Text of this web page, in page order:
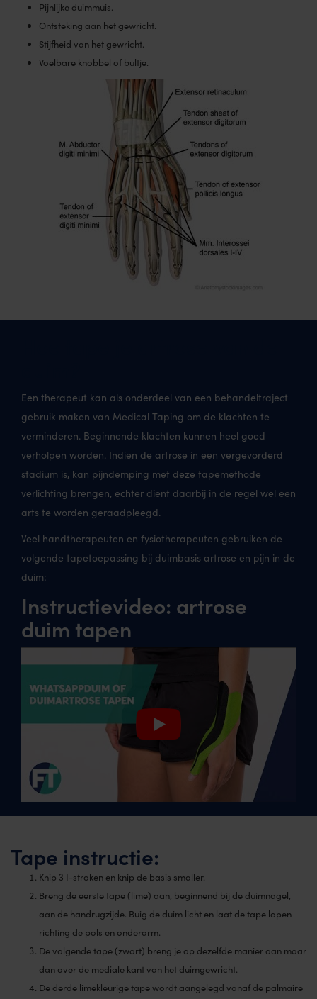
Pijnlijke duimmuis.
Ontsteking aan het gewricht.
Stijfheid van het gewricht.
Voelbare knobbel of bultje.
Een therapeut kan als onderdeel van een behandeltraject
gebruik maken van Medical Taping om de klachten te
verminderen. Beginnende klachten kunnen heel goed
verholpen worden. Indien de artrose in een vergevorderd
stadium is, kan pijndemping met deze tapemethode
verlichting brengen, echter dient daarbij in de regel wel een
arts te worden geraadpleegd.
Veel handtherapeuten en fysiotherapeuten gebruiken de
volgende tapetoepassing bij duimbasis artrose en pijn in de
duim:
Instructievideo: artrose
duim tapen
Tape instructie:
Knip 3 I-stroken en knip de basis smaller.
Breng de eerste tape (lime) aan, beginnend bij de duimnagel,
aan de handrugzijde. Buig de duim licht en laat de tape lopen
richting de pols en onderarm.
De volgende tape (zwart) breng je op dezelfde manier aan maar
dan over de mediale kant van het duimgewricht.
De derde limekleurige tape wordt aangelegd vanaf de palmaire